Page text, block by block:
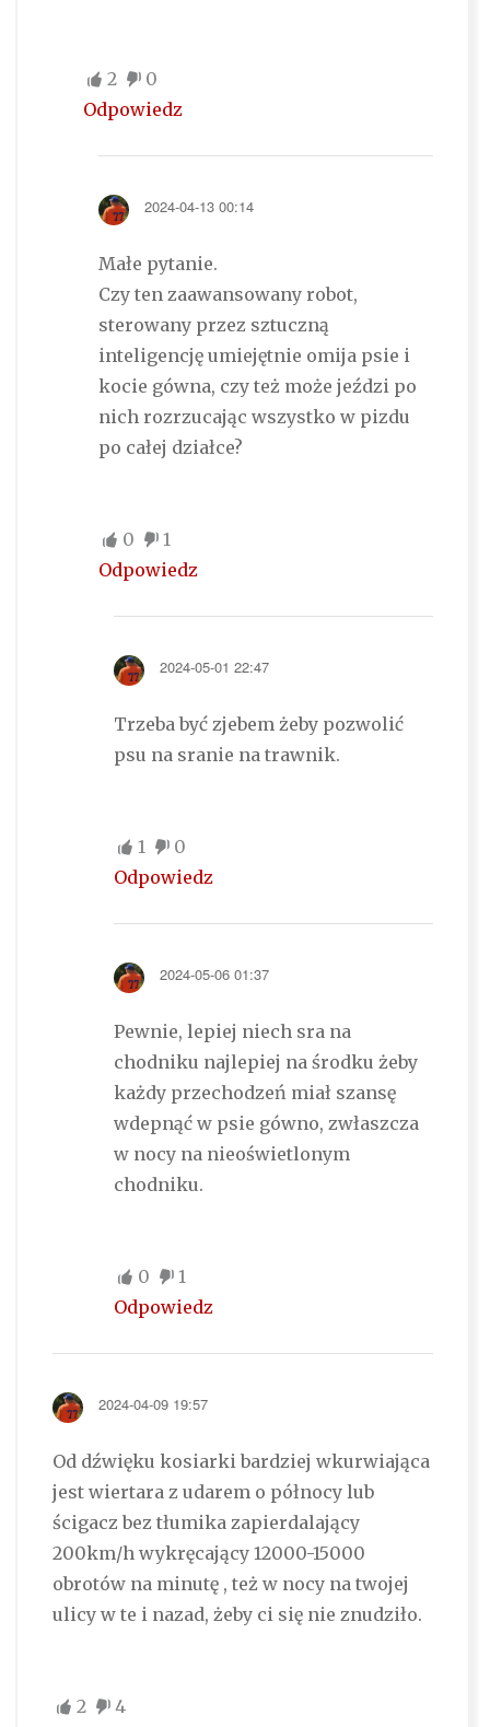
2
0
Odpowiedz
2024-04-13 00:14
Małe pytanie.
Czy ten zaawansowany robot,
sterowany przez sztuczną
inteligencję umiejętnie omija psie i
kocie gówna, czy też może jeździ po
nich rozrzucając wszystko w pizdu
po całej działce?
0
1
Odpowiedz
2024-05-01 22:47
Trzeba być zjebem żeby pozwolić
psu na sranie na trawnik.
1
0
Odpowiedz
2024-05-06 01:37
Pewnie, lepiej niech sra na
chodniku najlepiej na środku żeby
każdy przechodzeń miał szansę
wdepnąć w psie gówno, zwłaszcza
w nocy na nieoświetlonym
chodniku.
0
1
Odpowiedz
2024-04-09 19:57
Od dźwięku kosiarki bardziej wkurwiająca
jest wiertara z udarem o północy lub
ścigacz bez tłumika zapierdalający
200km/h wykręcający 12000-15000
obrotów na minutę , też w nocy na twojej
ulicy w te i nazad, żeby ci się nie znudziło.
2
4